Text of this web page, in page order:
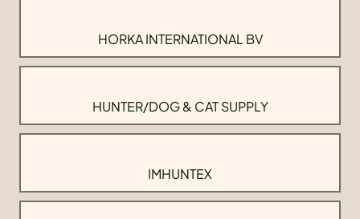
HORKA INTERNATIONAL BV
HUNTER/DOG & CAT SUPPLY
IMHUNTEX